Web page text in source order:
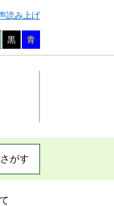
読み上げ
黒 青
がす